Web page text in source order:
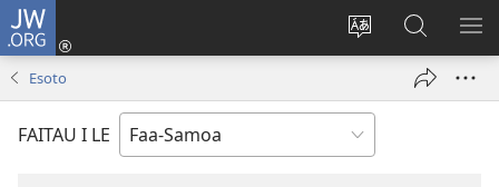
JW.ORG
Sui
gagana
o
le
Log
isi
Suʻe
le
Esoto
FAITAU I LE